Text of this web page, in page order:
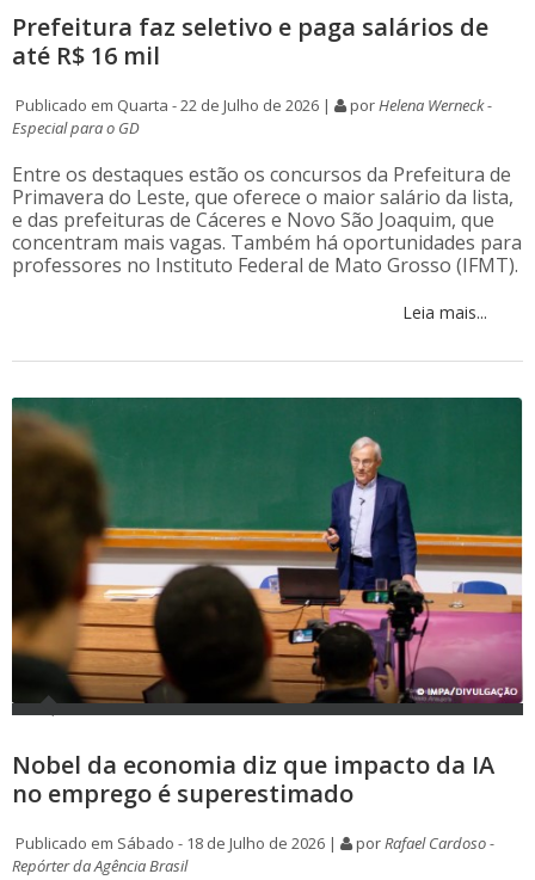
Prefeitura faz seletivo e paga salários de
até R$ 16 mil
Publicado em Quarta - 22 de Julho de 2026 | porHelena Werneck -
Especial para o GD
Entre os destaques estão os concursos da Prefeitura de
Primavera do Leste, que oferece o maior salário da lista,
e das prefeituras de Cáceres e Novo São Joaquim, que
concentram mais vagas. Também há oportunidades para
professores no Instituto Federal de Mato Grosso (IFMT).
Leia mais...
Nobel da economia diz que impacto da IA
no emprego é superestimado
Publicado em Sábado - 18 de Julho de 2026 | porRafael Cardoso -
Repórter da Agência Brasil